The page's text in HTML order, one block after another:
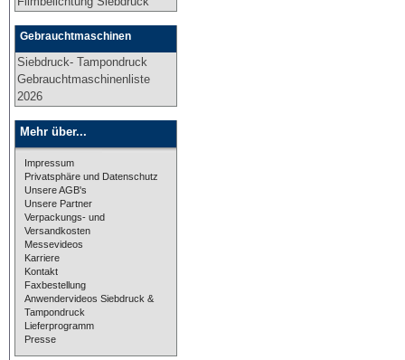
Gebrauchtmaschinen
Siebdruck- Tampondruck
Gebrauchtmaschinenliste
2026
Mehr über...
Impressum
Privatsphäre und Datenschutz
Unsere AGB's
Unsere Partner
Verpackungs- und
Versandkosten
Messevideos
Karriere
Kontakt
Faxbestellung
Anwendervideos Siebdruck &
Tampondruck
Lieferprogramm
Presse